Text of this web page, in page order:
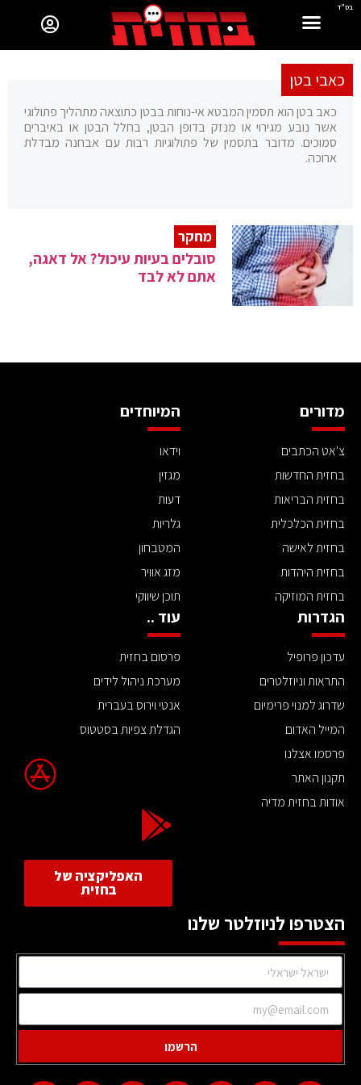
בס"ד
כאבי בטן
כאב בטן הוא תסמין המבטא אי-נוחות בבטן כתוצאה מתהליך פתולוגי
אשר נובע מגירוי או מנזק בדופן הבטן, בחלל הבטן או באיברים
סמוכים. מדובר בתסמין של פתולוגיות רבות עם אבחנה מבדלת
ארוכה.
מחקר
סובלים בעיות עיכול? אל דאגה,
אתם לא לבד
מדורים
צ'אט הכתבים
בחזית החדשות
בחזית הבריאות
בחזית הכלכלית
בחזית לאישה
בחזית היהדות
בחזית המוזיקה
המיוחדים
וידאו
מגזין
דעות
גלריות
המטבחון
מזג אוויר
תוכן שיווקי
הגדרות
עדכון פרופיל
התראות וניוזלטרים
שדרוג למנוי פרימיום
המייל האדום
פרסמו אצלנו
תקנון האתר
אודות בחזית מדיה
עוד ..
פרסום בחזית
מערכת ניהול לידים
אנטי וירוס בעברית
הגדלת צפיות בסטטוס
האפליקציה של
בחזית
הצטרפו לניוזלטר שלנו
הרשמו